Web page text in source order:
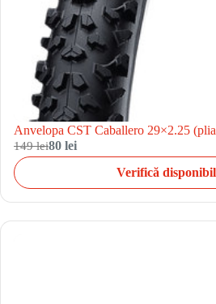
Anvelopa CST Caballero 29×2.25
149 lei80 lei
Verifică